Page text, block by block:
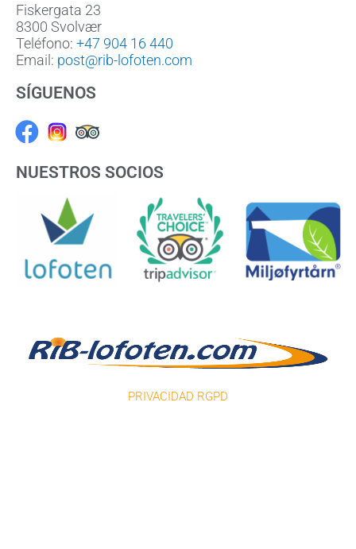
Fiskergata 23
8300 Svolvær
Teléfono: +47 904 16 440
Email: post@rib-lofoten.com
SÍGUENOS
Facebook
NUESTROS SOCIOS
PRIVACIDAD RGPD